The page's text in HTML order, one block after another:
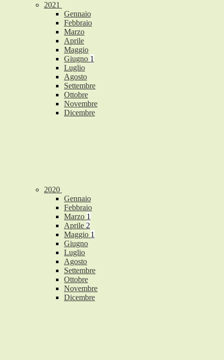
2021
Gennaio
Febbraio
Marzo
Aprile
Maggio
Giugno 1
Luglio
Agosto
Settembre
Ottobre
Novembre
Dicembre
2020
Gennaio
Febbraio
Marzo 1
Aprile 2
Maggio 1
Giugno
Luglio
Agosto
Settembre
Ottobre
Novembre
Dicembre